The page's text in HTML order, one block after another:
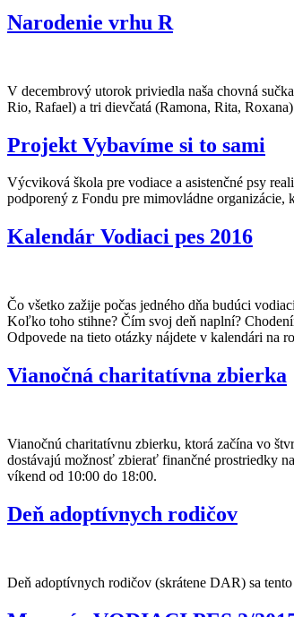
Narodenie vrhu R
V decembrový utorok priviedla naša chovná
Rio, Rafael) a tri dievčatá (Ramona, Rita,
Projekt Vybavíme si to sami
Výcviková škola pre vodiace a asistenčné psy
podporený z Fondu pre mimovládne
Kalendár Vodiaci pes 2016
Čo všetko zažije počas jedného dňa budúci
Koľko toho stihne? Čím svoj deň naplní?
Odpovede na tieto otázky nájdete v kalendári na
Vianočná charitatívna zbierka
Vianočnú charitatívnu zbierku, ktorá začína vo
dostávajú možnosť zbierať finančné prostriedky
víkend od 10:00 do 18:00.
Deň adoptívnych rodičov
Deň adoptívnych rodičov (skrátene DAR) sa